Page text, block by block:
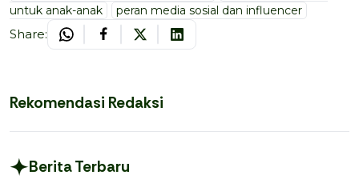
untuk anak-anak
peran media sosial dan influencer
Share:
Rekomendasi Redaksi
Berita Terbaru